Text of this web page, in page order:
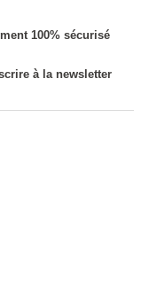
100% sécurisé
à la newsletter